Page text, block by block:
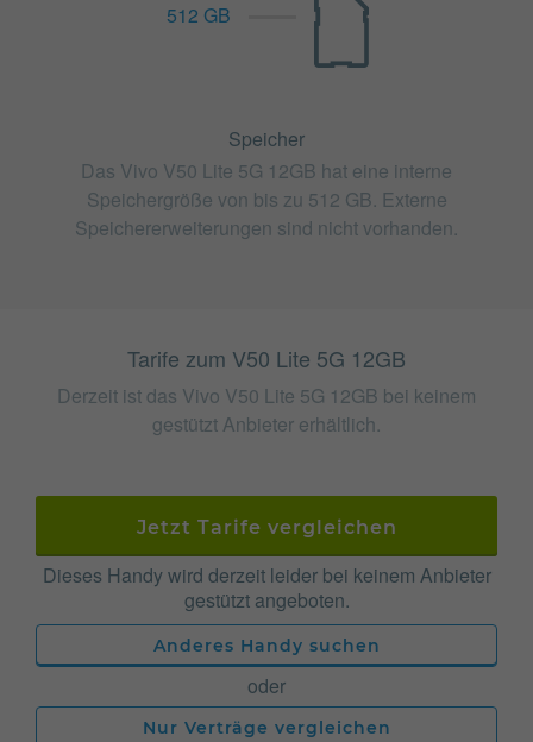
512 GB
Speicher
Das Vivo V50 Lite 5G 12GB hat eine interne
Speichergröße von bis zu 512 GB. Externe
Speichererweiterungen sind nicht vorhanden.
Tarife zum V50 Lite 5G 12GB
Derzeit ist das Vivo V50 Lite 5G 12GB bei keinem
gestützt Anbieter erhältlich.
Jetzt Tarife vergleichen
Dieses Handy wird derzeit leider bei keinem Anbieter
gestützt angeboten.
Anderes Handy suchen
oder
Nur Verträge vergleichen